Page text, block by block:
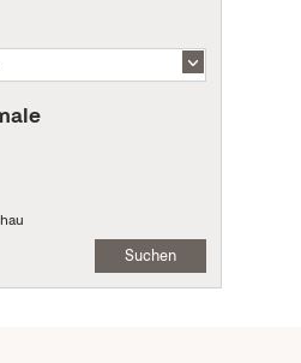
Suchen